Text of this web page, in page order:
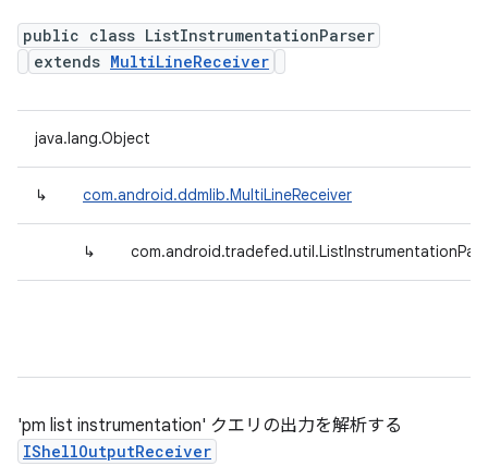
public class ListInstrumentationParser
extends MultiLineReceiver
java.lang.Object
↳ com.android.ddmlib.MultiLineReceiver
↳
'pm list instrumentation' クエリの出力を解析する
IShellOutputReceiver